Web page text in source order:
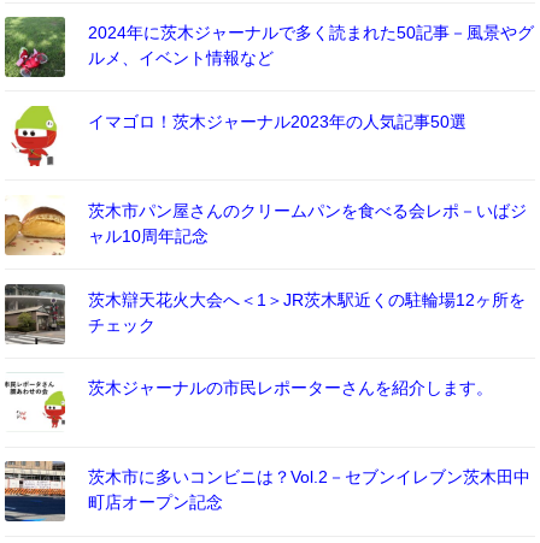
2024年に茨木ジャーナルで多く読まれた50記事－風景やグ
ルメ、イベント情報など
イマゴロ！茨木ジャーナル2023年の人気記事50選
茨木市パン屋さんのクリームパンを食べる会レポ－いばジ
ャル10周年記念
茨木辯天花火大会へ＜1＞JR茨木駅近くの駐輪場12ヶ所を
チェック
茨木ジャーナルの市民レポーターさんを紹介します。
茨木市に多いコンビニは？Vol.2－セブンイレブン茨木田中
町店オープン記念